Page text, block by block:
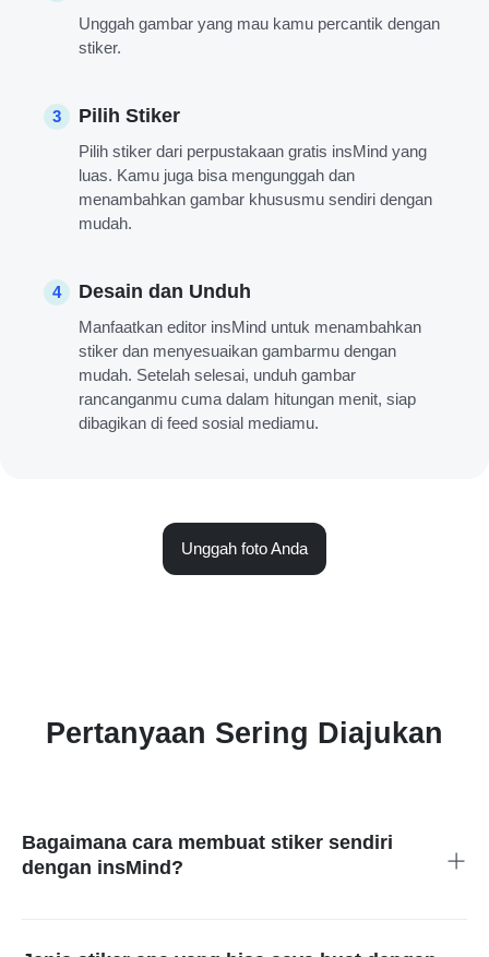
Unggah gambar yang mau kamu percantik dengan
stiker.
3 Pilih Stiker
Pilih stiker dari perpustakaan gratis insMind yang
luas. Kamu juga bisa mengunggah dan
menambahkan gambar khususmu sendiri dengan
mudah.
4 Desain dan Unduh
Manfaatkan editor insMind untuk menambahkan
stiker dan menyesuaikan gambarmu dengan
mudah. Setelah selesai, unduh gambar
rancanganmu cuma dalam hitungan menit, siap
dibagikan di feed sosial mediamu.
Unggah foto Anda
Pertanyaan Sering Diajukan
Bagaimana cara membuat stiker sendiri
dengan insMind?
Selanjutnya, gunakan alat bertenaga AI untuk menghapus latar